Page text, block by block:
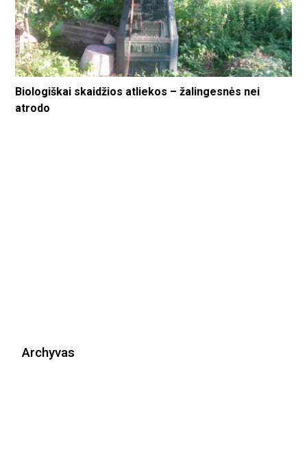
Biologiškai skaidžios atliekos – žalingesnės nei
atrodo
Archyvas